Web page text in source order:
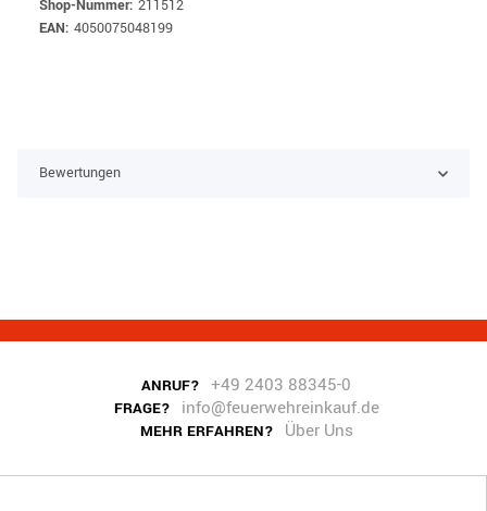
Shop-Nummer: 211512
EAN: 4050075048199
Bewertungen
ANRUF? +49 2403 88345-0
FRAGE? info@feuerwehreinkauf.de
MEHR ERFAHREN? Über Uns